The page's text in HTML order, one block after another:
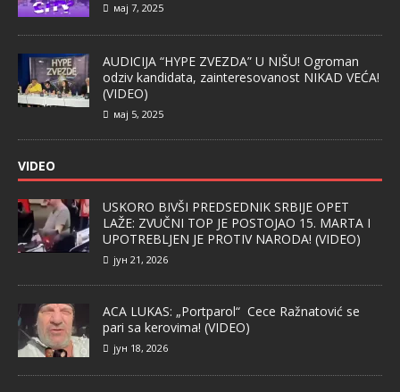
мај 7, 2025
AUDICIJA “HYPE ZVEZDA” U NIŠU! Ogroman
odziv kandidata, zainteresovanost NIKAD VEĆA!
(VIDEO)
мај 5, 2025
VIDEO
USKORO BIVŠI PREDSEDNIK SRBIJE OPET
LAŽE: ZVUČNI TOP JE POSTOJAO 15. MARTA I
UPOTREBLJEN JE PROTIV NARODA! (VIDEO)
јун 21, 2026
ACA LUKAS: „Portparol“ Cece Ražnatović se
pari sa kerovima! (VIDEO)
јун 18, 2026